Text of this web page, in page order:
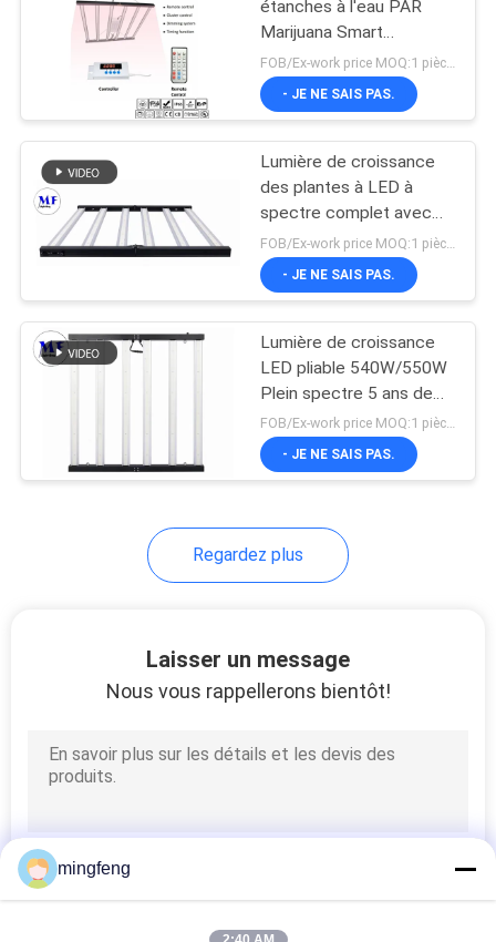
Lumière
d'obstruction
d'aviation de LED
Lumière LED à tracé
74
modulable
A conduit l'éclairage
extérieur paysage
étanches à l'eau PAR
Marijuana Smart
Dimmable Plant Grow
Hydroponic Light avec
télécommande
- JE NE SAIS PAS.
Lumière de croissance
des plantes à LED à
spectre complet avec
conception pliable et
système de contrôle
intelligent
- JE NE SAIS PAS.
Lumière de croissance
LED pliable 540W/550W
Plein spectre 5 ans de
garantie IP66 étanche
avec fonction de
chronométrage et
FOB/Ex-work price MOQ:1 pièces
- JE NE SAIS PAS.
Regardez plus
Laisser un message
Nous vous rappellerons bientôt!
mingfeng